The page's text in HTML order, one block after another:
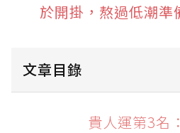
於開掛，熬過低潮準
文章目錄
貴人運第3名：金牛座
貴人運第3名